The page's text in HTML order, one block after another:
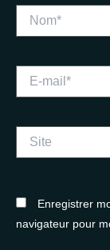
mail*
Site
Enregistrer
navigateur pour